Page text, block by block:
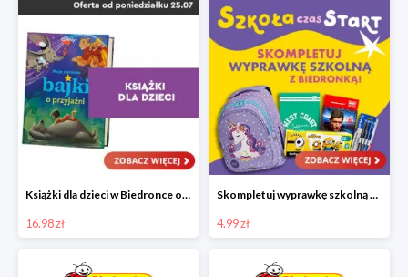
Książki dla dzieci w Biedronce od 16,99 zł
16.98 zł
Skompletuj wyprawkę szkolną z Biedronką od 4,99 zł
4.99 zł